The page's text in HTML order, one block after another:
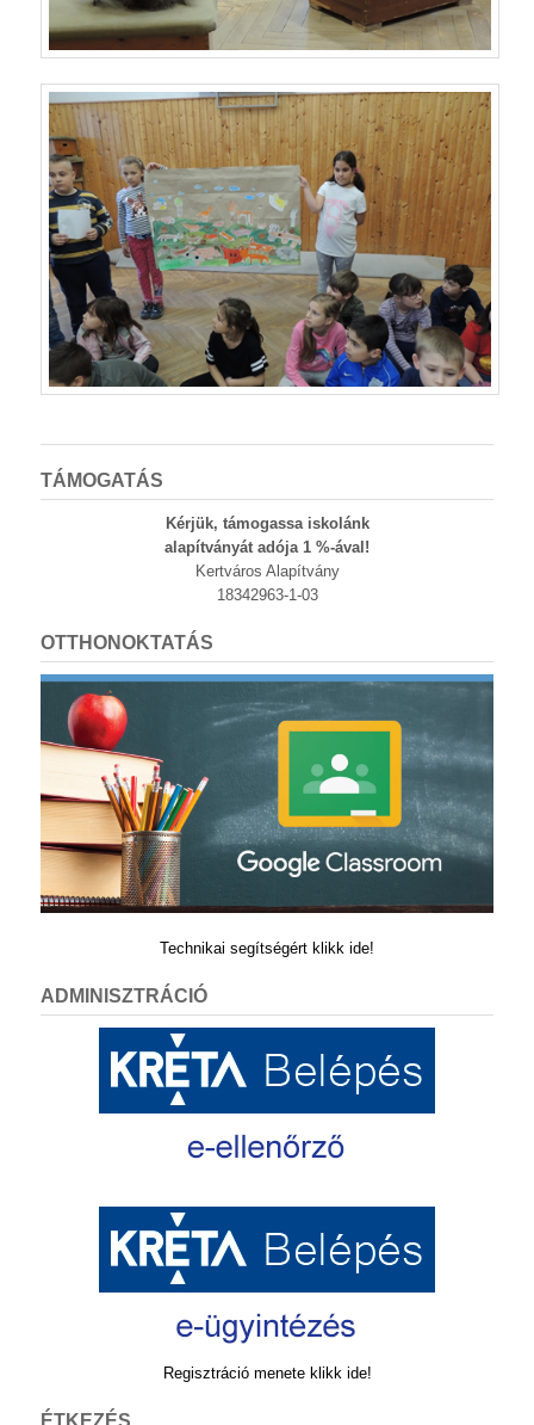
TÁMOGATÁS
Kérjük, támogassa iskolánk
alapítványát adója 1 %-ával!
Kertváros Alapítvány
18342963-1-03
OTTHONOKTATÁS
Technikai segítségért klikk ide!
ADMINISZTRÁCIÓ
Regisztráció menete klikk ide!
ÉTKEZÉS